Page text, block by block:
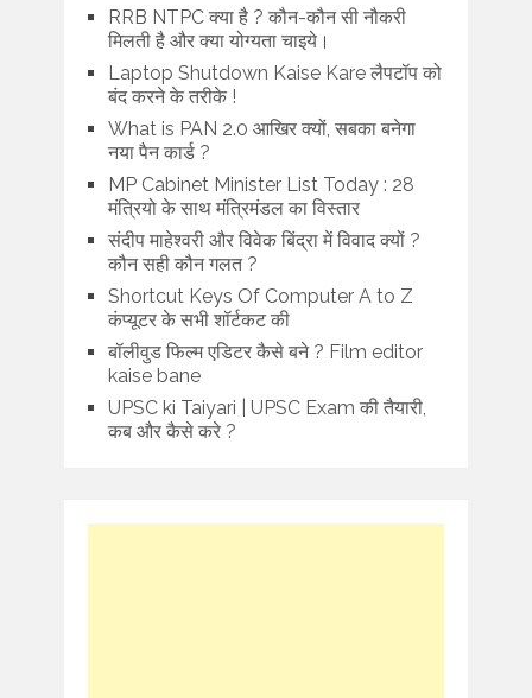
RRB NTPC क्या है ? कौन-कौन सी नौकरी
मिलती है और क्या योग्यता चाइये।
Laptop Shutdown Kaise Kare लैपटॉप को
बंद करने के तरीके !
What is PAN 2.0 आखिर क्यों, सबका बनेगा
नया पैन कार्ड ?
MP Cabinet Minister List Today : 28
मंत्रियो के साथ मंत्रिमंडल का विस्तार
संदीप माहेश्वरी और विवेक बिंद्रा में विवाद क्यों ?
कौन सही कौन गलत ?
Shortcut Keys Of Computer A to Z
कंप्यूटर के सभी शॉर्टकट की
बॉलीवुड फिल्म एडिटर कैसे बने ? Film editor
kaise bane
UPSC ki Taiyari | UPSC Exam की तैयारी,
कब और कैसे करे ?